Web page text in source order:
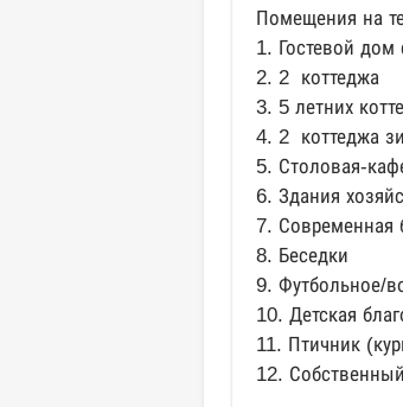
Помещения на
1. Гостевой дом
2. 2 коттеджа
3. 5 летних
4. 2 коттеджа
5. Столовая-
6. Здания
7. Современная
8. Беседки
9. Футбольное/
10. Детская
11. Птичник
12.